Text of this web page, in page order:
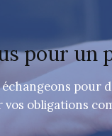
pour un
pour
obligations